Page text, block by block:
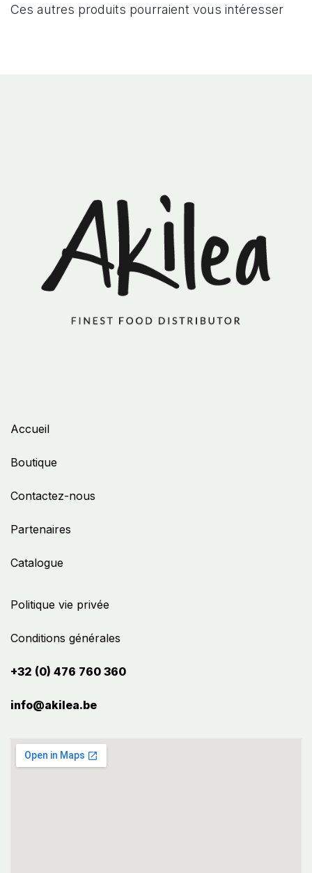
Ces autres produits pourraient vous intéresser
Politique vie privée
Conditions générales
+32 (0) 476 760 360
info@akilea.be​
Accueil
Boutique
Contactez-nous
Partenaires
Catalogue